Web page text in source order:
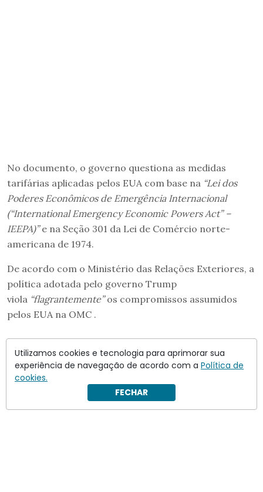
No documento, o governo questiona as medidas
tarifárias aplicadas pelos EUA com base na “Lei dos
Poderes Econômicos de Emergência Internacional
(“International Emergency Economic Powers Act” –
IEEPA)”e na Seção 301 da Lei de Comércio norte-
americana de 1974.
De acordo com o Ministério das Relações Exteriores, a
política adotada pelo governo Trump
viola “flagrantemente”os compromissos assumidos
pelos EUA na OMC .
Utilizamos cookies e tecnologia para aprimorar sua
experiência de navegação de acordo com a Política de
cookies.
FECHAR